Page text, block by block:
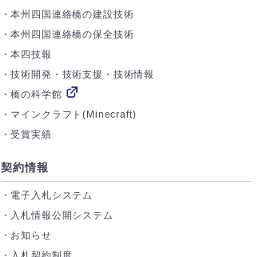
本州四国連絡橋の建設技術
本州四国連絡橋の保全技術
本四技報
技術開発・技術支援・技術情報
橋の科学館
マインクラフト(Minecraft)
受賞実績
契約情報
電子入札システム
入札情報公開システム
お知らせ